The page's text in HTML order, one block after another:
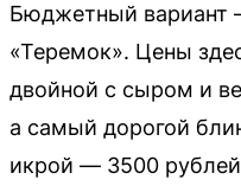
Бюджетный вариант
«Теремок». Цены
двойной с сыром и
а самый дорогой
икрой — 3500